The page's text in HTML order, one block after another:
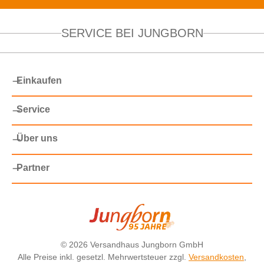
SERVICE BEI JUNGBORN
Einkaufen
Service
Über uns
Partner
© 2026 Versandhaus Jungborn GmbH
Alle Preise inkl. gesetzl. Mehrwertsteuer zzgl. Versandkosten